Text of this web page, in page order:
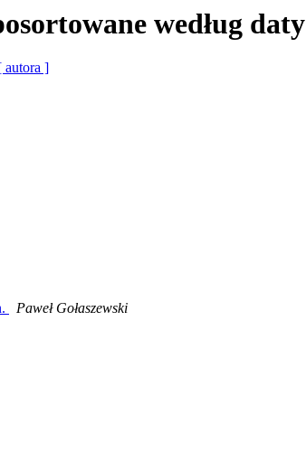
według daty
autora ]
Paweł Gołaszewski